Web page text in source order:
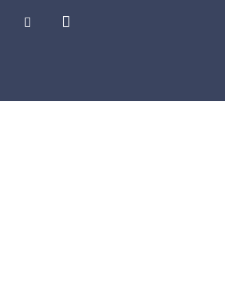
Hledat Přihlášení